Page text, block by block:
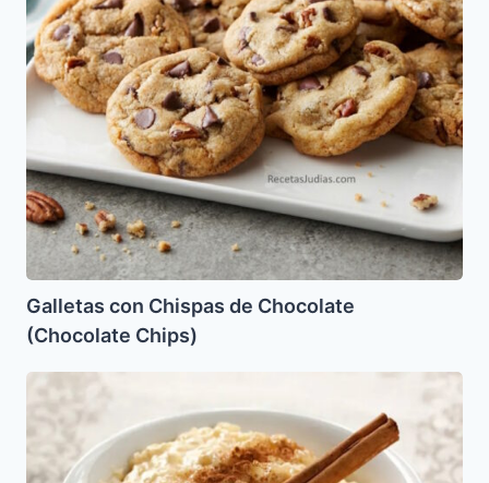
Chips)
Galletas con Chispas de Chocolate
(Chocolate Chips)
Arroz
Leche